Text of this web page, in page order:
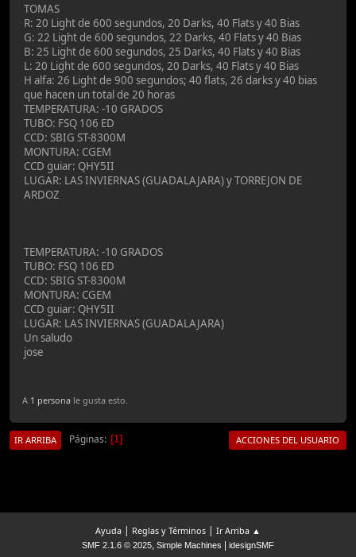
TOMAS
R: 20 Light de 600 segundos, 20 Darks, 40 Flats y 40 Bias
G: 22 Light de 600 segundos, 22 Darks, 40 Flats y 40 Bias
B: 25 Light de 600 segundos, 25 Darks, 40 Flats y 40 Bias
L: 20 Light de 600 segundos, 20 Darks, 40 Flats y 40 Bias
H alfa: 26 Light de 900 segundos; 40 flats, 26 darks y 40 bias
que hacen un total de 20 horas
TEMPERATURA: -10 GRADOS
TUBO: FSQ 106 ED
CCD: SBIG ST-8300M
MONTURA: CGEM
CCD guiar: QHY5II
LUGAR: LAS INVIERNAS (GUADALAJARA) y TORREJON DE
ARDOZ
TEMPERATURA: -10 GRADOS
TUBO: FSQ 106 ED
CCD: SBIG ST-8300M
MONTURA: CGEM
CCD guiar: QHY5II
LUGAR: LAS INVIERNAS (GUADALAJARA)
Un saludo
jose
A 1 persona le gusta esto.
IR ARRIBA Páginas 1 ACCIONES DEL USUARIO
Ayuda | Reglas y Términos | Ir Arriba ▲
SMF 2.1.6 © 2025, Simple Machines idesignSMF